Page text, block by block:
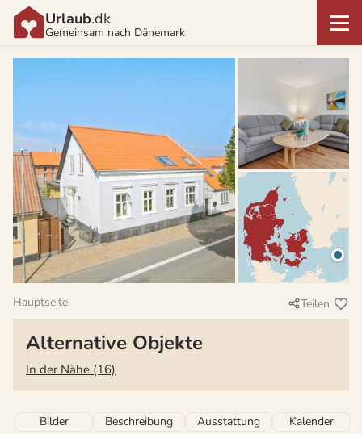
Urlaub.dk
Gemeinsam nach Dänemark
Hauptseite Teilen
Alternative Objekte
In der Nähe (16)
Bilder Beschreibung Ausstattung Kalender